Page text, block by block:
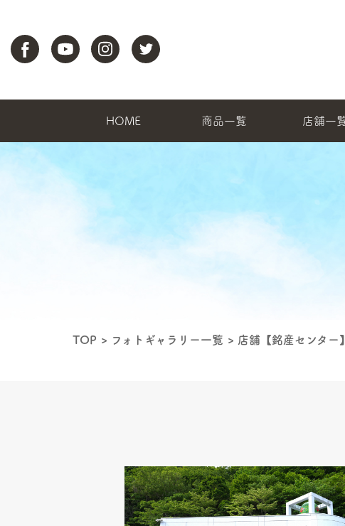
HOME 商品一覧 店舗一
TOP フォトギャラリー一覧 店舗【銘産センター】